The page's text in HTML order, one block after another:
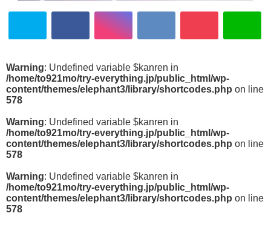
Warning: Undefined variable $kanren in
/home/to921mo/try-everything.jp/public_html/wp-
content/themes/elephant3/library/shortcodes.php on line
578
Warning: Undefined variable $kanren in
/home/to921mo/try-everything.jp/public_html/wp-
content/themes/elephant3/library/shortcodes.php on line
578
Warning: Undefined variable $kanren in
/home/to921mo/try-everything.jp/public_html/wp-
content/themes/elephant3/library/shortcodes.php on line
578